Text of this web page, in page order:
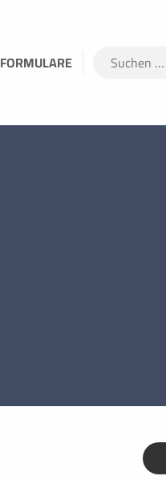
FORMULARE Suchen
nach: